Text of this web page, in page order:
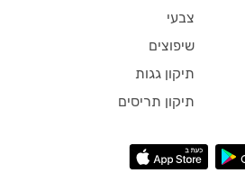
צבעי
שיפוצים
תיקון גגות
תיקון תריסים